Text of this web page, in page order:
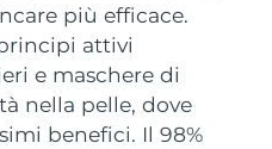
più efficace.
attivi
e maschere di
nella pelle, dove
benefici. Il 98%